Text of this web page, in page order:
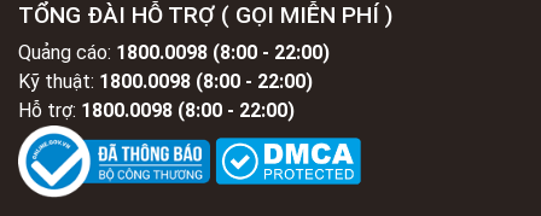
TỔNG ĐÀI HỖ TRỢ ( GỌI MIỄN PHÍ )
Quảng cáo: 1800.0098 (8:00 - 22:00)
Kỹ thuật: 1800.0098 (8:00 - 22:00)
Hỗ trợ: 1800.0098 (8:00 - 22:00)